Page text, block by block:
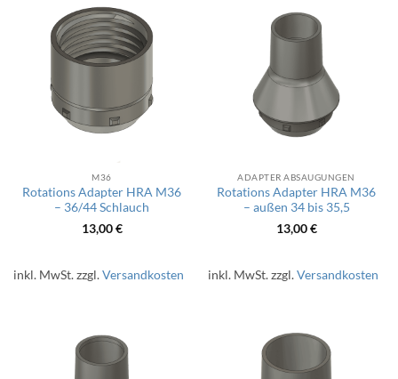
M36
Rotations Adapter HRA M36
– 36/44 Schlauch
13,00€
inkl. MwSt.zzgl.Versandkosten
ADAPTER ABSAUGUNGEN
Rotations Adapter HRA M36
– außen 34 bis 35,5
13,00€
inkl. MwSt.zzgl.Versandkosten